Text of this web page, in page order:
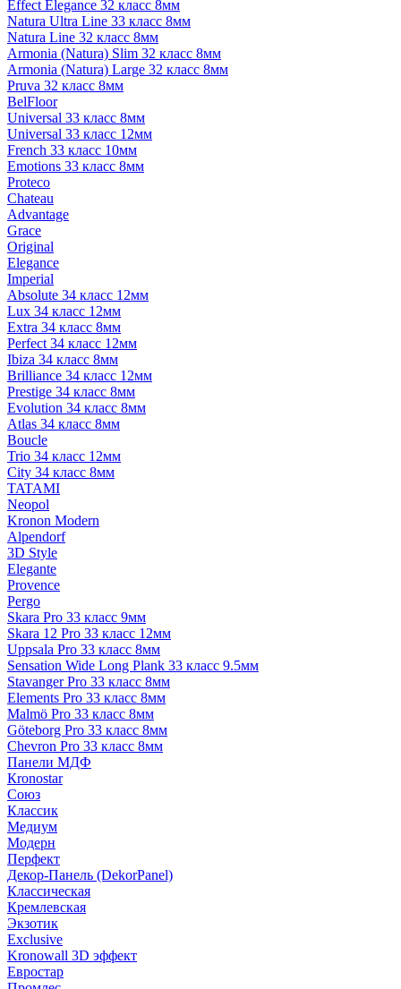
Effect Elegance 32 класс 8мм
Natura Ultra Line 33 класс 8мм
Natura Line 32 класс 8мм
Armonia (Natura) Slim 32 класс 8мм
Armonia (Natura) Large 32 класс 8мм
Pruva 32 класс 8мм
BelFloor
Universal 33 класс 8мм
Universal 33 класс 12мм
French 33 класс 10мм
Emotions 33 класс 8мм
Proteco
Chateau
Advantage
Grace
Original
Elegance
Imperial
Absolute 34 класс 12мм
Lux 34 класс 12мм
Extra 34 класс 8мм
Perfect 34 класс 12мм
Ibiza 34 класс 8мм
Brilliance 34 класс 12мм
Prestige 34 класс 8мм
Evolution 34 класс 8мм
Atlas 34 класс 8мм
Boucle
Trio 34 класс 12мм
City 34 класс 8мм
TATAMI
Neopol
Kronon Modern
Alpendorf
3D Style
Elegante
Provence
Pergo
Skara Pro 33 класс 9мм
Skara 12 Pro 33 класс 12мм
Uppsala Pro 33 класс 8мм
Sensation Wide Long Plank 33 класс 9.5мм
Stavanger Pro 33 класс 8мм
Elements Pro 33 класс 8мм
Malmö Pro 33 класс 8мм
Göteborg Pro 33 класс 8мм
Chevron Pro 33 класс 8мм
Панели МДФ
Кronostar
Союз
Классик
Медиум
Модерн
Перфект
Декор-Панель (DekorPanel)
Классическая
Кремлевская
Экзотик
Exclusive
Kronowall 3D эффект
Евростар